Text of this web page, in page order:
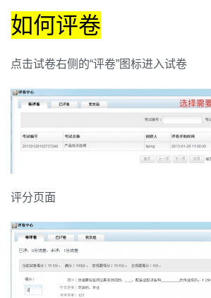
用
如何评卷
点击试卷右侧的“评卷”图标进入试卷
评分页面